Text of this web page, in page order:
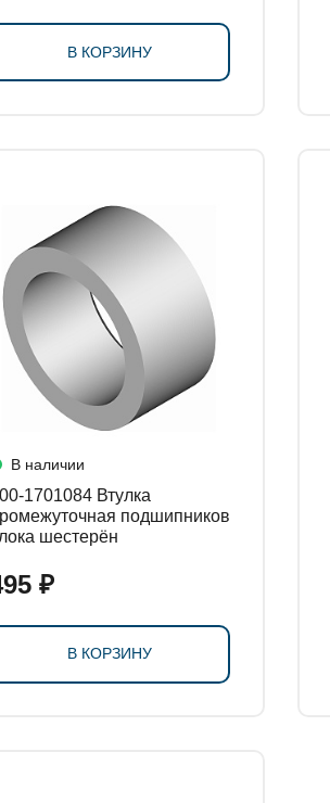
В КОРЗИНУ
В наличии
1701084 Втулка
подшипников
шестерён
₽
В КОРЗИНУ